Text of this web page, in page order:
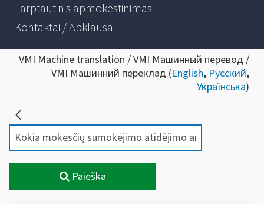
Tarptautinis apmokestinimas
Kontaktai / Apklausa
VMI Machine translation / VMI Машинный перевод /
VMI Машинний переклад (English, Русский,
Українська)
Paieška